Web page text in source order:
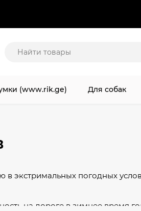
(www.rik.ge) Для собак
экстримальных погодных
на дороге в зимнее время